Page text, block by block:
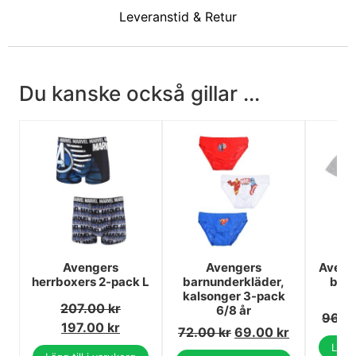
Leveranstid & Retur
Du kanske också gillar ...
Avengers
herrboxers 2-pack L
207.00kr
197.00 kr
Avengers
barnunderkläder,
kalsonger 3-pack
6/8 år
72.00kr 69.00 kr